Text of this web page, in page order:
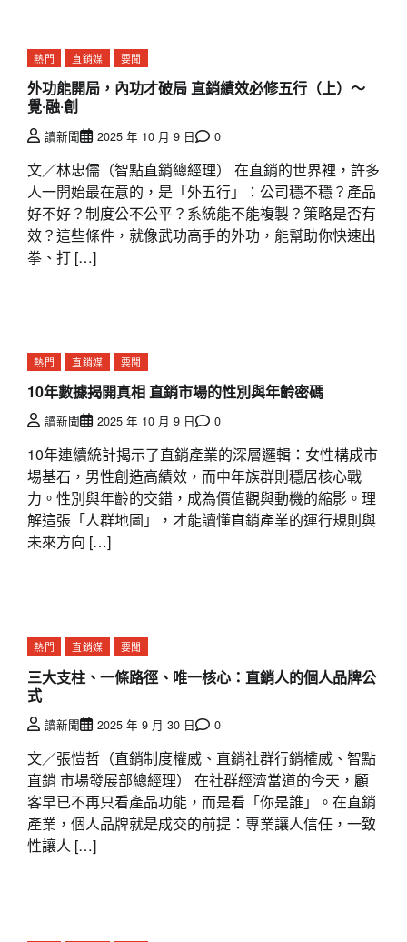
熱門 直銷媒 要聞
外功能開局，內功才破局 直銷績效必修五行（上）～
覺‧融‧創
讀新聞 2025 年 10 月 9 日 0
文／林忠儒（智點直銷總經理） 在直銷的世界裡，許多
人一開始最在意的，是「外五行」：公司穩不穩？產品
好不好？制度公不公平？系統能不能複製？策略是否有
效？這些條件，就像武功高手的外功，能幫助你快速出
拳、打 […]
熱門 直銷媒 要聞
10年數據揭開真相 直銷市場的性別與年齡密碼
讀新聞 2025 年 10 月 9 日 0
10年連續統計揭示了直銷產業的深層邏輯：女性構成市
場基石，男性創造高績效，而中年族群則穩居核心戰
力。性別與年齡的交錯，成為價值觀與動機的縮影。理
解這張「人群地圖」，才能讀懂直銷產業的運行規則與
未來方向 […]
熱門 直銷媒 要聞
三大支柱、一條路徑、唯一核心：直銷人的個人品牌公
式
讀新聞 2025 年 9 月 30 日 0
文／張愷哲（直銷制度權威、直銷社群行銷權威、智點
直銷 市場發展部總經理） 在社群經濟當道的今天，顧
客早已不再只看產品功能，而是看「你是誰」。在直銷
產業，個人品牌就是成交的前提：專業讓人信任，一致
性讓人 […]